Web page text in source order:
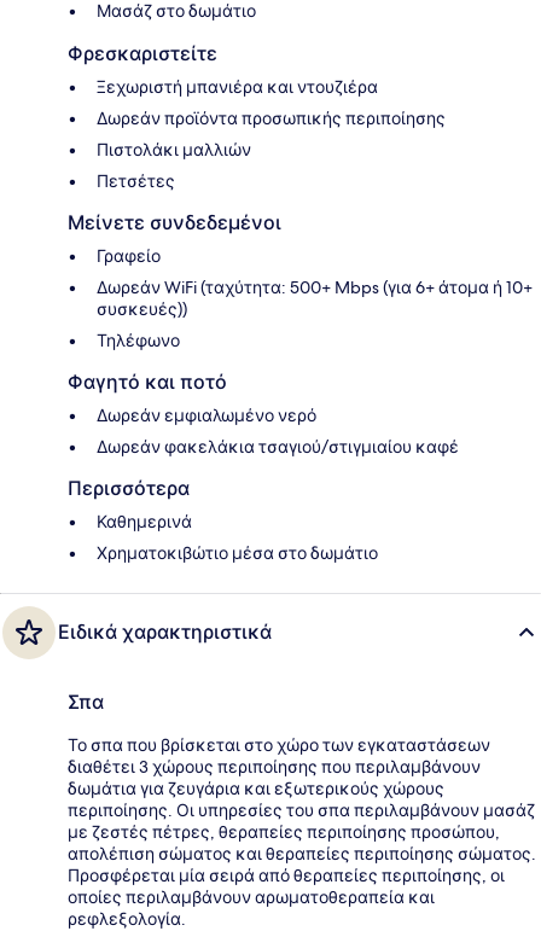
Μασάζ στο δωμάτιο
Φρεσκαριστείτε
Ξεχωριστή μπανιέρα και ντουζιέρα
Δωρεάν προϊόντα προσωπικής περιποίησης
Πιστολάκι μαλλιών
Πετσέτες
Μείνετε συνδεδεμένοι
Γραφείο
Δωρεάν WiFi (ταχύτητα: 500+ Mbps (για 6+ άτομα ή 10+
συσκευές))
Τηλέφωνο
Φαγητό και ποτό
Δωρεάν εμφιαλωμένο νερό
Δωρεάν φακελάκια τσαγιού/στιγμιαίου καφέ
Περισσότερα
Καθημερινά
Χρηματοκιβώτιο μέσα στο δωμάτιο
Ειδικά χαρακτηριστικά
Σπα
Το σπα που βρίσκεται στο χώρο των εγκαταστάσεων
διαθέτει 3 χώρους περιποίησης που περιλαμβάνουν
δωμάτια για ζευγάρια και εξωτερικούς χώρους
περιποίησης. Οι υπηρεσίες του σπα περιλαμβάνουν μασάζ
με ζεστές πέτρες, θεραπείες περιποίησης προσώπου,
απολέπιση σώματος και θεραπείες περιποίησης σώματος.
Προσφέρεται μία σειρά από θεραπείες περιποίησης, οι
οποίες περιλαμβάνουν αρωματοθεραπεία και
ρεφλεξολογία.